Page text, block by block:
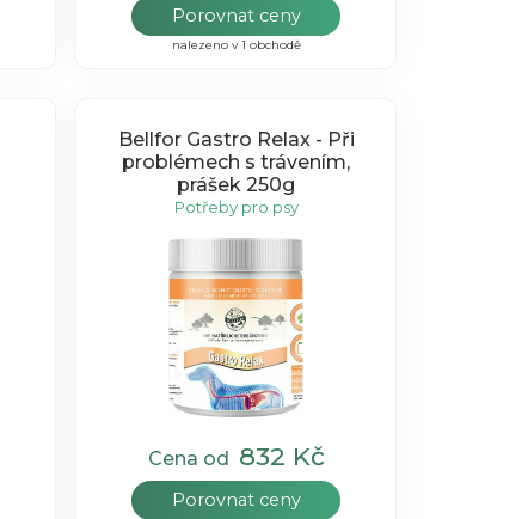
Porovnat ceny
nalezeno v 1 obchodě
Bellfor Gastro Relax - Při
problémech s trávením,
prášek 250g
Potřeby pro psy
Cena od 832 Kč
Porovnat ceny